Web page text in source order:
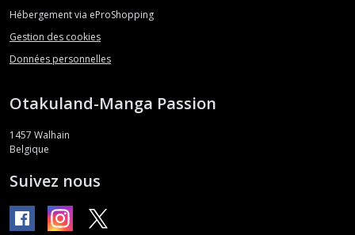
Hébergement via eProShopping
Gestion des cookies
Données personnelles
Otakuland-Manga Passion
1457 Walhain
Belgique
Suivez nous